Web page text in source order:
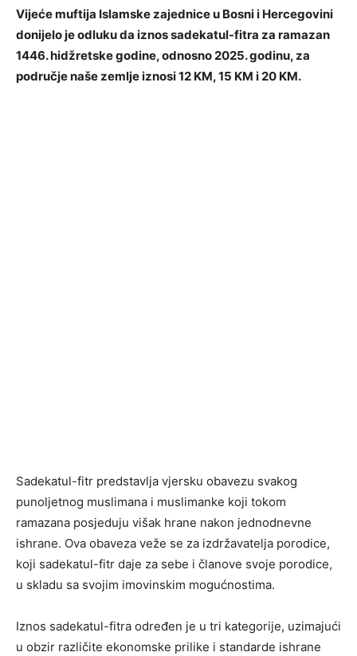
Vijeće muftija Islamske zajednice u Bosni i Hercegovini
donijelo je odluku da iznos sadekatul-fitra za ramazan
1446. hidžretske godine, odnosno 2025. godinu, za
područje naše zemlje iznosi 12 KM, 15 KM i 20 KM.
Sadekatul-fitr predstavlja vjersku obavezu svakog
punoljetnog muslimana i muslimanke koji tokom
ramazana posjeduju višak hrane nakon jednodnevne
ishrane. Ova obaveza veže se za izdržavatelja porodice,
koji sadekatul-fitr daje za sebe i članove svoje porodice,
u skladu sa svojim imovinskim mogućnostima.
Iznos sadekatul-fitra određen je u tri kategorije, uzimajući
u obzir različite ekonomske prilike i standarde ishrane